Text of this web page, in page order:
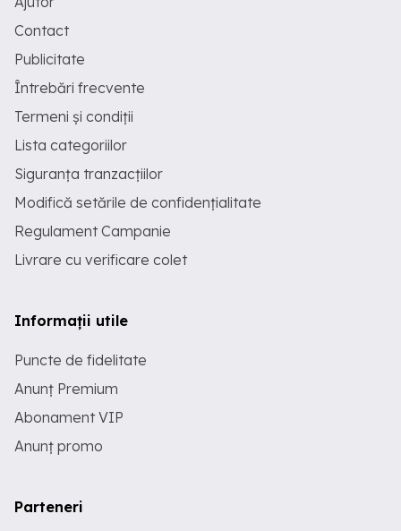
Contact
Publicitate
Întrebări frecvente
Termeni și condiții
Lista categoriilor
Siguranța tranzacțiilor
Modifică setările de confidențialitate
Regulament Campanie
Livrare cu verificare colet
Informații utile
Puncte de fidelitate
Anunț Premium
Abonament VIP
Anunț promo
Parteneri